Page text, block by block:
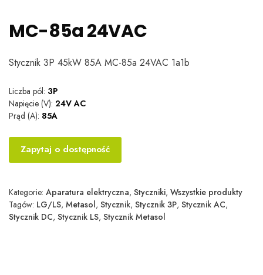
MC-85a 24VAC
Stycznik 3P 45kW 85A MC-85a 24VAC 1a1b
Liczba pól: 3P
Napięcie (V): 24V AC
Prąd (A): 85A
Zapytaj o dostępność
Kategorie: Aparatura elektryczna, Styczniki, Wszystkie produkty
Tagów: LG/LS, Metasol, Stycznik, Stycznik 3P, Stycznik AC,
Stycznik DC, Stycznik LS, Stycznik Metasol